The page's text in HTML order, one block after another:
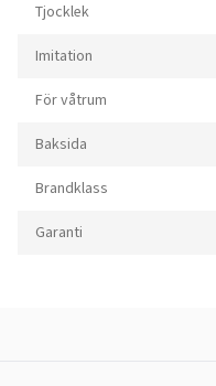
Tjocklek
Imitation
För våtrum
Baksida
Brandklass
Garanti